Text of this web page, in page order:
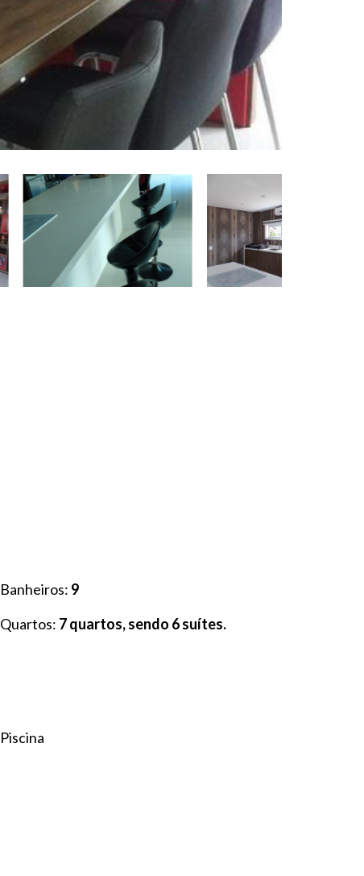
Banheiros: 9
Quartos: 7 quartos, sendo 6 suítes.
Piscina